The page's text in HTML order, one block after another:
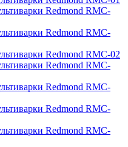
Redmond RMC-
Redmond RMC-
Redmond RMC-02
Redmond RMC-
Redmond RMC-
Redmond RMC-
Redmond RMC-